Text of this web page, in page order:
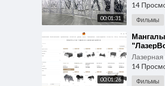
00:01:31
14
Фильмы
00:01:26
Лазерная
14
Фильмы